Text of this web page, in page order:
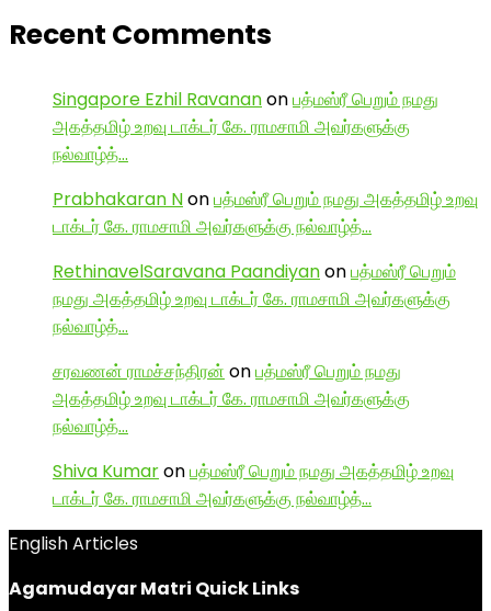
Recent Comments
Singapore Ezhil Ravananonபத்மஸ்ரீ பெறும் நமது
அகத்தமிழ் உறவு டாக்டர் கே. ராமசாமி அவர்களுக்கு
நல்வாழ்த்…
Prabhakaran Nonபத்மஸ்ரீ பெறும் நமது அகத்தமிழ் உறவு
டாக்டர் கே. ராமசாமி அவர்களுக்கு நல்வாழ்த்…
RethinavelSaravana Paandiyanonபத்மஸ்ரீ பெறும்
நமது அகத்தமிழ் உறவு டாக்டர் கே. ராமசாமி அவர்களுக்கு
நல்வாழ்த்…
சரவணன் ராமச்சந்திரன் onபத்மஸ்ரீ பெறும் நமது
அகத்தமிழ் உறவு டாக்டர் கே. ராமசாமி அவர்களுக்கு
நல்வாழ்த்…
Shiva Kumaronபத்மஸ்ரீ பெறும் நமது அகத்தமிழ் உறவு
டாக்டர் கே. ராமசாமி அவர்களுக்கு நல்வாழ்த்…
English Articles
Agamudayar Matri Quick Links